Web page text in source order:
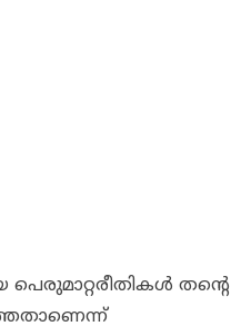
തന്റെ